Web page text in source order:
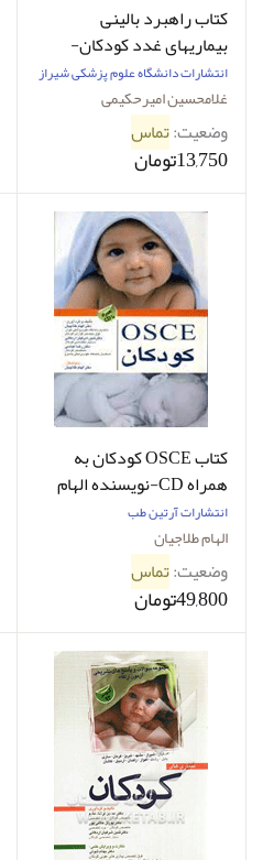
کتاب راهبرد بالینی
بیماریهای غدد کودکان-
نویسنده غلامحسین
امیرحکیمی و دیگران
انتشارات دانشگاه ‌علوم‌ پزشکی‌ شیراز
غلامحسین امیرحکیمی
وضعیت:تماس
13,750تومان
کتاب OSCE کودکان به
همراه CD-نویسنده الهام
طلاجیان
انتشارات آرتین طب
الهام طلاجیان
وضعیت:تماس
49,800تومان